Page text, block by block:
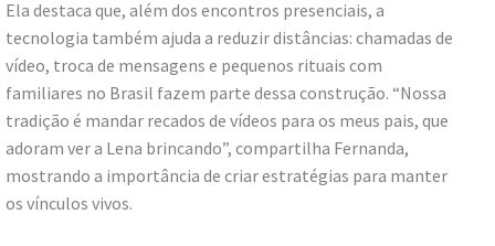
Ela destaca que, além dos encontros presenciais, a
tecnologia também ajuda a reduzir distâncias: chamadas de
vídeo, troca de mensagens e pequenos rituais com
familiares no Brasil fazem parte dessa construção. “Nossa
tradição é mandar recados de vídeos para os meus pais, que
adoram ver a Lena brincando”, compartilha Fernanda,
mostrando a importância de criar estratégias para manter
os vínculos vivos.